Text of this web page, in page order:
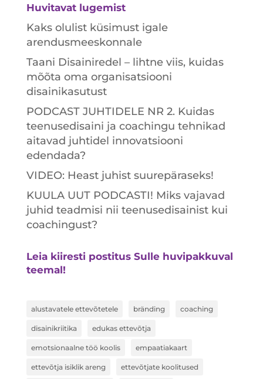
Huvitavat lugemist
Kaks olulist küsimust igale
arendusmeeskonnale
Taani Disainiredel – lihtne viis, kuidas
mõõta oma organisatsiooni
disainikasutust
PODCAST JUHTIDELE NR 2. Kuidas
teenusedisaini ja coachingu tehnikad
aitavad juhtidel innovatsiooni
edendada?
VIDEO: Heast juhist suurepäraseks!
KUULA UUT PODCASTI! Miks vajavad
juhid teadmisi nii teenusedisainist kui
coachingust?
Leia kiiresti postitus Sulle huvipakkuval
teemal!
alustavatele ettevõtetele bränding coaching
disainikriitika edukas ettevõtja
emotsionaalne töö koolis empaatiakaart
ettevõtja isiklik areng ettevõtjate koolitused